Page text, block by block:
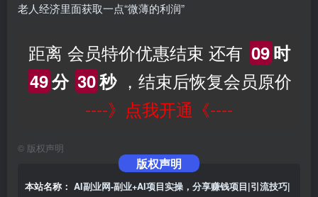
老人经济里面获取一点“微薄的利润”
距离 会员特价优惠结束 还有 09时
49分 29秒，结束后恢复会员原价
----》点我开通《----
© 版权声明
版权声明
本站名称： AI副业网-副业+AI项目实操，分享赚钱项目|引流技巧|